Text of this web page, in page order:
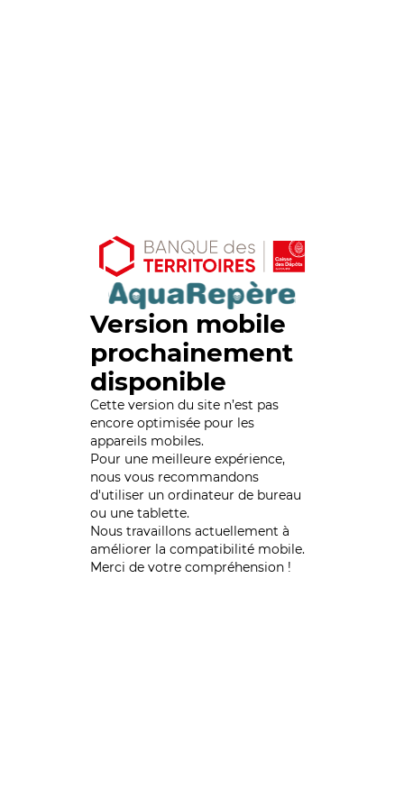
Version mobile
prochainement
disponible
Cette version du site n’est pas
encore optimisée pour les
appareils mobiles.
Pour une meilleure expérience,
nous vous recommandons
d'utiliser un ordinateur de bureau
ou une tablette.
Nous travaillons actuellement à
améliorer la compatibilité mobile.
Merci de votre compréhension !